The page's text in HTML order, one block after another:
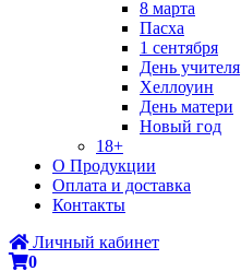
8 марта
Пасха
1 сентября
День учителя
Хеллоуин
День матери
Новый год
18+
О Продукции
Оплата и доставка
Контакты
Личный кабинет
0